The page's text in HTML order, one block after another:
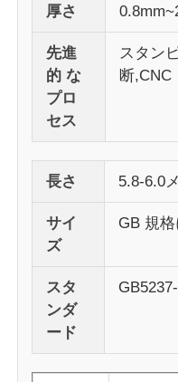
アルミニウム窓のプ
アルミニウム製ドア
工業用アルミニウム
アルミプロファイ
開き窓のプロファイ
カーテンウォールプ
厚さ
先進
的 な
プロ
セス
スタン
断,CNC
長さ 5.8-6.0
サイ
ズ
GB 規
スタ
ンダ
ード